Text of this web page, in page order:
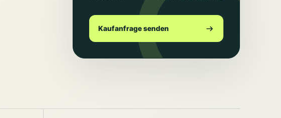
Kaufanfrage senden